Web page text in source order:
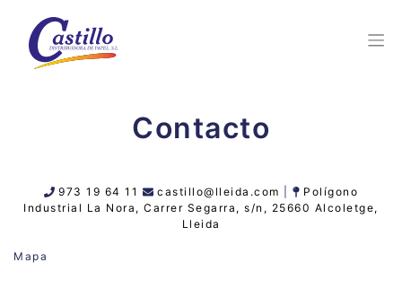
Contacto
973 19 64 11 castillo@lleida.com |
Polígono
Industrial La Nora, Carrer Segarra, s/n, 25660 Alcoletge,
Lleida
Mapa